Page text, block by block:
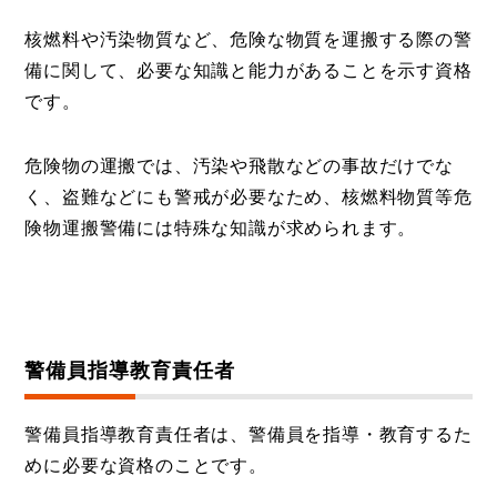
核燃料や汚染物質など、危険な物質を運搬する際の警
備に関して、必要な知識と能力があることを示す資格
です。
危険物の運搬では、汚染や飛散などの事故だけでな
く、盗難などにも警戒が必要なため、核燃料物質等危
険物運搬警備には特殊な知識が求められます。
警備員指導教育責任者
警備員指導教育責任者は、警備員を指導・教育するた
めに必要な資格のことです。